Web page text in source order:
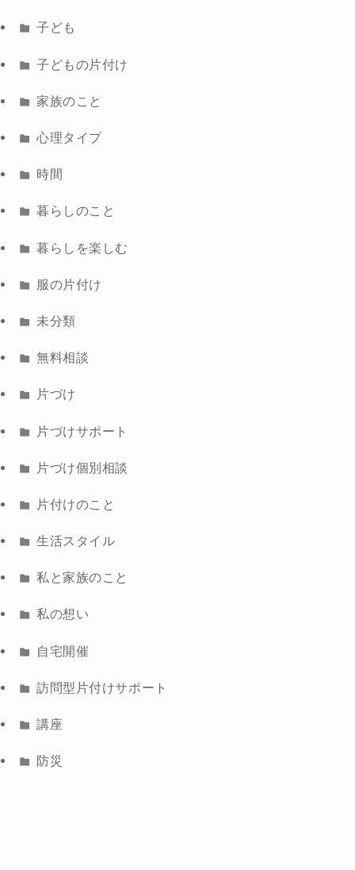
子ども
子どもの片付け
家族のこと
心理タイプ
時間
暮らしのこと
暮らしを楽しむ
服の片付け
未分類
無料相談
片づけ
片づけサポート
片づけ個別相談
片付けのこと
生活スタイル
私と家族のこと
私の想い
自宅開催
訪問型片付けサポート
講座
防災